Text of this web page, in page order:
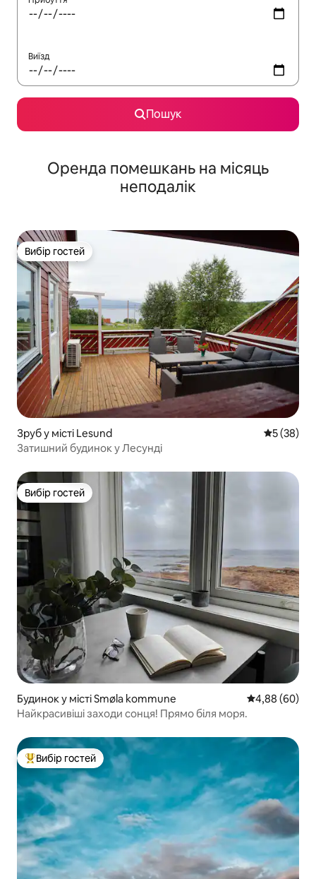
Виїзд
Пошук
Оренда помешкань на місяць
неподалік
Вибір гостей
Вибір гостей
Зруб у місті Lesund Середня
5 (38)
Затишний будинок у Лесунді
Вибір гостей
Вибір гостей
Будинок у місті Smøla kommune Середня
4,88 (60)
Найкрасивіші заходи сонця! Прямо біля моря.
Топ вибір гостей
Вибір гостей